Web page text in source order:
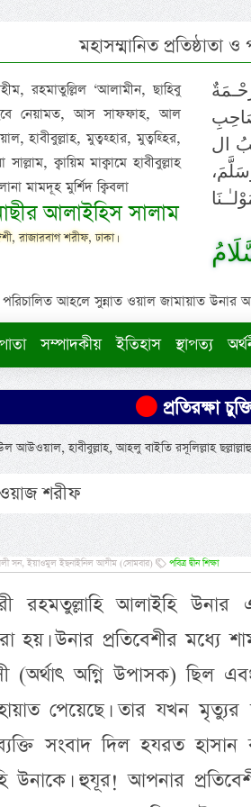
মহাসম্মানিত প্রতিষ্ঠাতা
রহমাতুল্লিল ‘আলামীন, ছাহিবু
নেয়ামত, আস সাফফাহ, আল
মুত্বহ্হার, মুত্বহ্হির,
ক্বায়িম মাক্বামে হাবীবুল্লাহ
মামদূহ মুর্শিদ ক্বিবলা
আলাইহিস সালাম
রাজারবাগ শরীফ, ঢাকা।
ال
আহলে সুন্নাত ওয়াল জামায়াত উনার
সম্পাদকীয় ইতিহাস স্থাপত্য
প্রতিরক্ষা চুক্তিতে
হাবীবুল্লাহ, আহলু বাইতি রসূলিল্লাহ ছল্লাল্লাহু
শরীফ
সন, ইয়াওমুল ইছনাইনিল আযীম (সোমবার) পবিত্র দ্বীন শিক্ষা
রহমতুল্লাহি আলাইহি উনার
হয়। উনার প্রতিবেশীর মধ্যে
অগ্নি উপাসক) ছিল
পেয়েছে। তার যখন
সংবাদ দিল হযরত হাসান
উনাকে। হুযূর! আপনার